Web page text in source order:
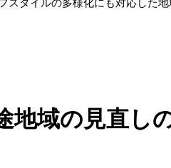
地域の見直し